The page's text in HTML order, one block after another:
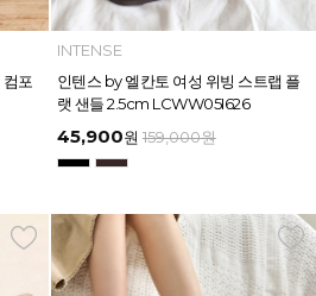
포
INTENSE
인텐스 by 엘칸토 여성 위빙 스트랩 플
랫 샌들 2.5cm LCWW05I626
45,900원 159,000원